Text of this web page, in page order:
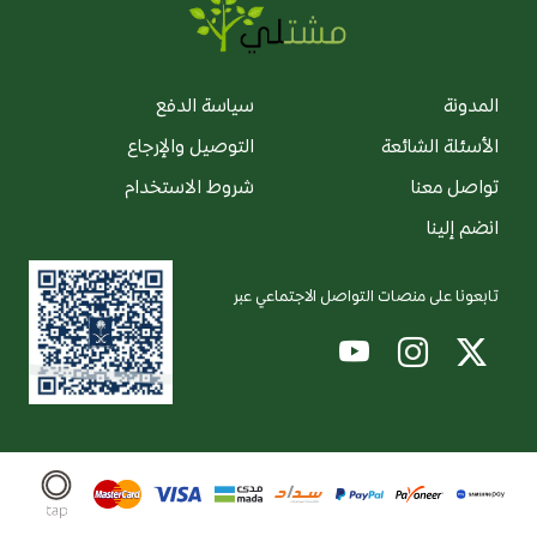
المدونة
الأسئلة الشائعة
تواصل معنا
انضم إلينا
سياسة الدفع
التوصيل والإرجاع
شروط الاستخدام
تابعونا على منصات التواصل الاجتماعي عبر